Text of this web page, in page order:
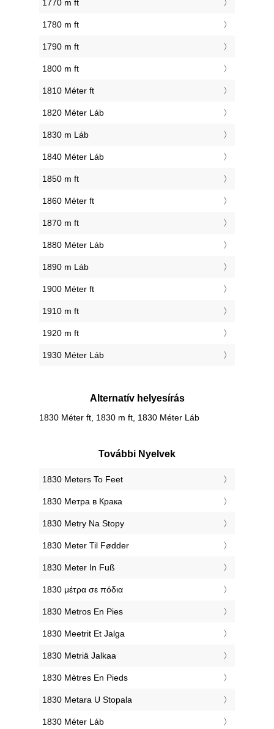
1770 m ft
1780 m ft
1790 m ft
1800 m ft
1810 Méter ft
1820 Méter Láb
1830 m Láb
1840 Méter Láb
1850 m ft
1860 Méter ft
1870 m ft
1880 Méter Láb
1890 m Láb
1900 Méter ft
1910 m ft
1920 m ft
1930 Méter Láb
Alternatív helyesírás
1830 Méter ft, 1830 m ft, 1830 Méter Láb
További Nyelvek
‎1830 Meters To Feet
‎1830 Метра в Крака
‎1830 Metry Na Stopy
‎1830 Meter Til Fødder
‎1830 Meter In Fuß
‎1830 μέτρα σε πόδια
‎1830 Metros En Pies
‎1830 Meetrit Et Jalga
‎1830 Metriä Jalkaa
‎1830 Mètres En Pieds
‎1830 Metara U Stopala
‎1830 Méter Láb